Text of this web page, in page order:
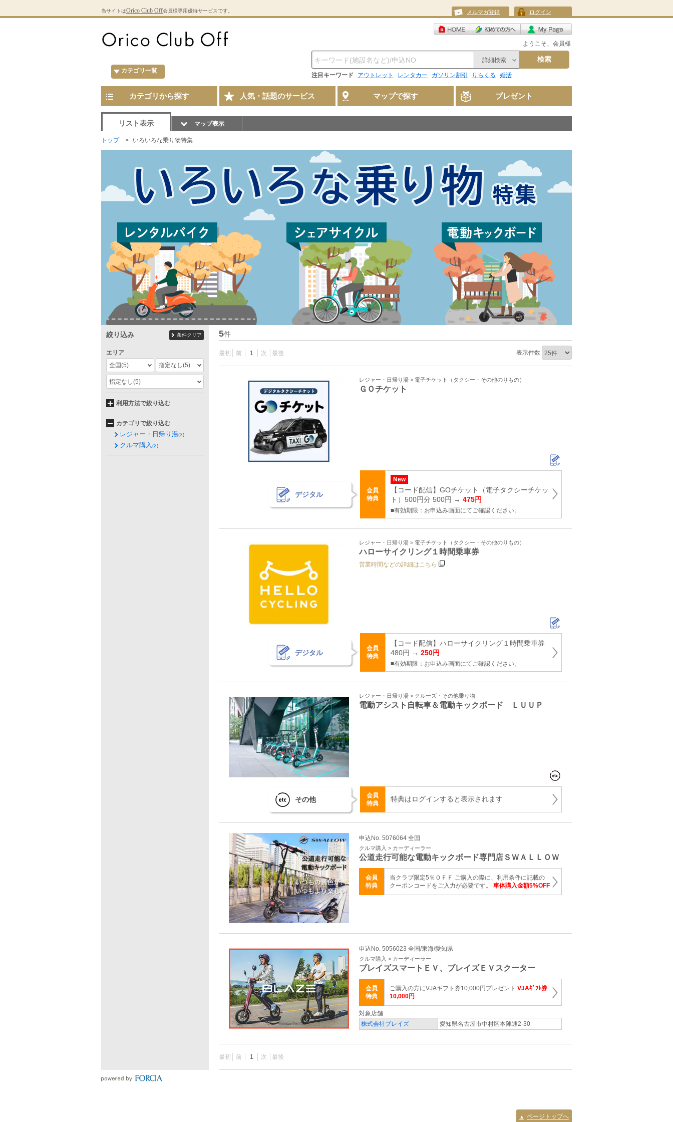
当サイトはOrico Club Off会員様専用優待サービスです。 メルマガ登録 ログイン
ようこそ、会員様
カテゴリ一覧
詳細検索 検索
注目キーワード アウトレット レンタカー ガソリン割引 りらくる 婚活
カテゴリから探す 人気・話題のサービス マップで探す プレゼント
リスト表示 マップ表示
トップ いろいろな乗り物特集
5件
最初 前 1 次 最後 表示件数
レジャー・日帰り湯 > 電子チケット（タクシー・その他のりもの）
ＧＯチケット
デジタル
会員
特典
New
【コード配信】GOチケット（電子タクシーチケッ
ト）500円分 500円 → 475円
■有効期限：お申込み画面にてご確認ください。
レジャー・日帰り湯 > 電子チケット（タクシー・その他のりもの）
ハローサイクリング１時間乗車券
営業時間などの詳細はこちら
デジタル
会員
特典
【コード配信】ハローサイクリング１時間乗車券
480円 → 250円
■有効期限：お申込み画面にてご確認ください。
レジャー・日帰り湯 > クルーズ・その他乗り物
電動アシスト自転車＆電動キックボード ＬＵＵＰ
その他
会員
特典
特典はログインすると表示されます
申込No. 5076064 全国
クルマ購入 > カーディーラー
公道走行可能な電動キックボード専門店ＳＷＡＬＬＯＷ
会員
特典
当クラブ限定5％ＯＦＦ ご購入の際に、利用条件に記載の
クーポンコードをご入力が必要です。 車体購入金額5%OFF
申込No. 5056023 全国/東海/愛知県
クルマ購入 > カーディーラー
ブレイズスマートＥＶ、ブレイズＥＶスクーター
会員
特典
ご購入の方にVJAギフト券10,000円プレゼント VJAｷﾞﾌﾄ券
10,000円
対象店舗
株式会社ブレイズ
愛知県名古屋市中村区本陣通2-30
最初 前 1 次 最後
絞り込み 条件クリア
エリア
全国(5) 指定なし(5)
指定なし(5)
利用方法で絞り込む
カテゴリで絞り込む
レジャー・日帰り湯(3)
クルマ購入(2)
▲ ページトップへ